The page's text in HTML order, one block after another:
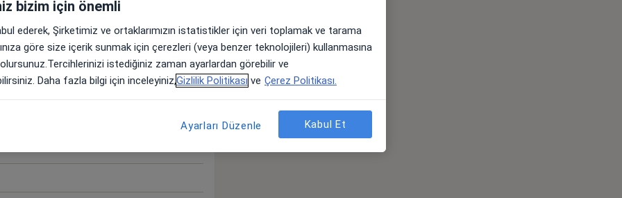
hakkında
Testi)
bizim için önemli
ederek, Şirketimiz ve ortaklarımızın istatistikler için veri toplamak ve tarama
göre size içerik sunmak için çerezleri (veya benzer teknolojileri) kullanmasına
istediğiniz zaman ayarlardan görebilir ve
Daha fazla bilgi için inceleyiniz,Gizlilik Politikası ve Çerez Politikası.
Ayarları Düzenle Kabul Et